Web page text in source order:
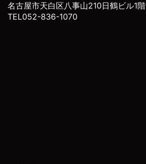
名古屋市天白区八事山210日鶴ビル1階
TEL052-836-1070